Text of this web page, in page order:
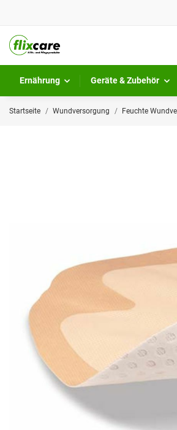
Ernährung Geräte & Zubehör
Startseite Wundversorgung Feuchte